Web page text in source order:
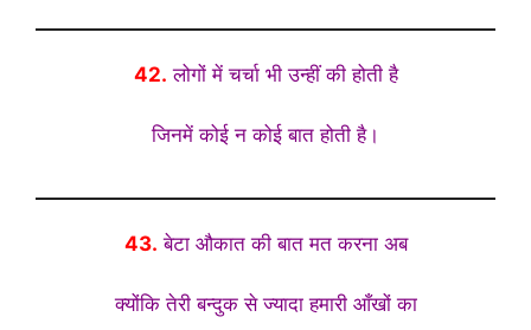
42. लोगों में चर्चा भी उन्हीं की होती है
जिनमें कोई न कोई बात होती है।
43. बेटा औकात की बात मत करना अब
क्योंकि तेरी बन्दुक से ज्यादा हमारी आँखों का